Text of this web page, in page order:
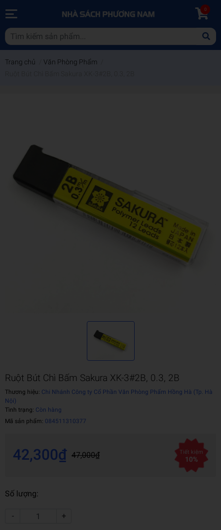
0
Trang chủ Văn Phòng Phẩm
Ruột Bút Chì Bấm Sakura XK-3#2B, 0.3, 2B
Thương hiệu: Chi Nhánh Công ty Cổ Phần Văn Phòng Phẩm Hồng Hà (Tp. Hà
Nội)
Tình trạng: Còn hàng
Mã sản phẩm: 084511310377
42,300₫ 47,000₫ Tiết kiệm
10%
Số lượng:
- +